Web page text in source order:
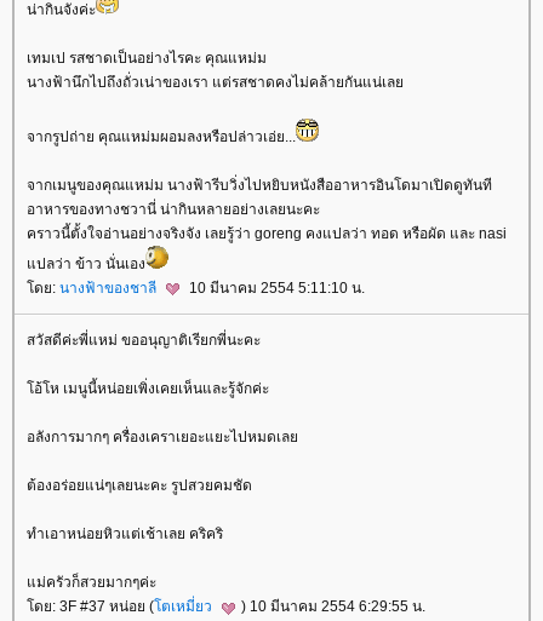
น่ากินจังค่ะ
เทมเป รสชาดเป็นอย่างไรคะ คุณแหม่ม
นางฟ้านึกไปถึงถั่วเน่าของเรา แต่รสชาดคงไม่คล้ายกันแน่เล
จากรูปถ่าย คุณแหม่มผอมลงหรือปล่าวเอ่ย...
จากเมนูของคุณแหม่ม นางฟ้ารีบวิ่งไปหยิบหนังสืออาหารอินโดมาเปิดดูทันที
อาหารของทางชวานี่ น่ากินหลายอย่างเลยนะคะ
คราวนี้ตั้งใจอ่านอย่างจริงจัง เลยรู้ว่า goreng คงแปลว่า ทอด หรือผัด และ nasi
ปลว่า ข้าว นั่นเอง
ดย: นางฟ้าของชาลี 10 มีนาคม 2554 5:11:10 น.
สวัสดีค่ะพี่แหม่ ขออนุญาติเรียกพี่นะคะ
อ้โห เมนูนี้หน่อยเพิ่งเคยเห็นและรู้จักค่ะ
อลังการมากๆ ครื่องเคราเยอะแยะไปหมดเล
ต้องอร่อยแน่ๆเลยนะคะ รูปสวยคมชัด
ทำเอาหน่อยหิวแต่เช้าเลย คริคริ
ม่ครัวก็สวยมากๆค่ะ
ดย: 3F #37 หน่อย (ตเหมี่ยว ) 10 มีนาคม 2554 6:29:55 น.